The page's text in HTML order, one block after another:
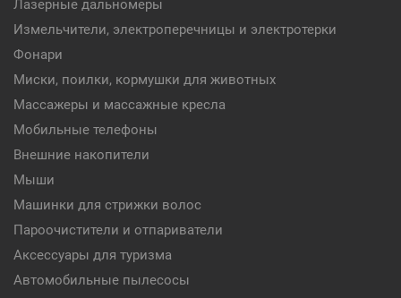
Лазерные дальномеры
Измельчители, электроперечницы и электротерки
Фонари
Миски, поилки, кормушки для животных
Массажеры и массажные кресла
Мобильные телефоны
Внешние накопители
Мыши
Машинки для стрижки волос
Пароочистители и отпариватели
Аксессуары для туризма
Автомобильные пылесосы